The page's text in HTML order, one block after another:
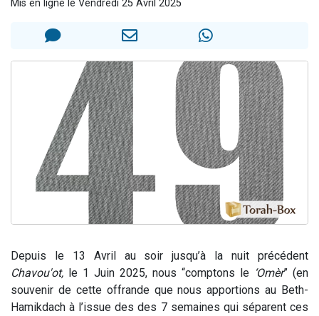
Il reste 49 places pour étudier en groupe sur Zoom
Eva vient de donner son Maasser
Mis en ligne le Vendredi 25 Avril 2025
Depuis le 13 Avril au soir jusqu’à la nuit précédent
Chavou'ot, le 1 Juin 2025, nous “comptons le ‘Omèr” (en
souvenir de cette offrande que nous apportions au Beth-
Hamikdach à l’issue des des 7 semaines qui séparent ces